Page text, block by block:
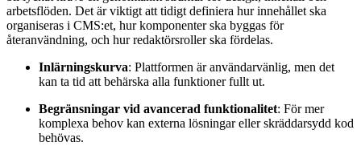
arbetsflöden. Det är viktigt att tidigt definiera hur innehållet ska
organiseras i CMS:et, hur komponenter ska byggas för
återanvändning, och hur redaktörsroller ska fördelas.
Inlärningskurva: Plattformen är användarvänlig, men det
kan ta tid att behärska alla funktioner fullt ut.
Begränsningar vid avancerad funktionalitet: För mer
komplexa behov kan externa lösningar eller skräddarsydd kod
behövas.